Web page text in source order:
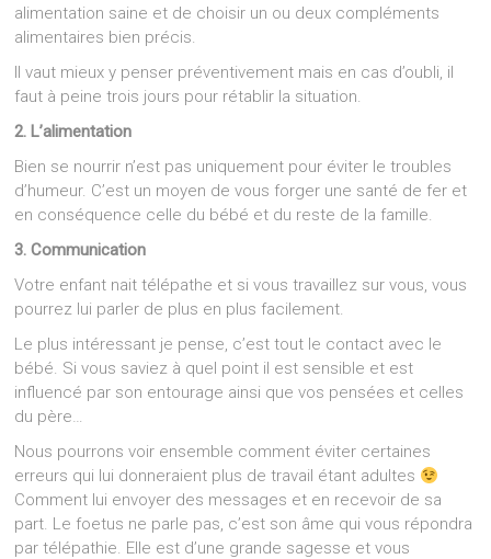
alimentation saine et de choisir un ou deux compléments
alimentaires bien précis.
Il vaut mieux y penser préventivement mais en cas d’oubli, il
faut à peine trois jours pour rétablir la situation.
2. L’alimentation
Bien se nourrir n’est pas uniquement pour éviter le troubles
d’humeur. C’est un moyen de vous forger une santé de fer et
en conséquence celle du bébé et du reste de la famille.
3. Communication
Votre enfant nait télépathe et si vous travaillez sur vous, vous
pourrez lui parler de plus en plus facilement.
Le plus intéressant je pense, c’est tout le contact avec le
bébé. Si vous saviez à quel point il est sensible et est
influencé par son entourage ainsi que vos pensées et celles
du père…
Nous pourrons voir ensemble comment éviter certaines
erreurs qui lui donneraient plus de travail étant adultes
Comment lui envoyer des messages et en recevoir de sa
part. Le foetus ne parle pas, c’est son âme qui vous répondra
par télépathie. Elle est d’une grande sagesse et vous